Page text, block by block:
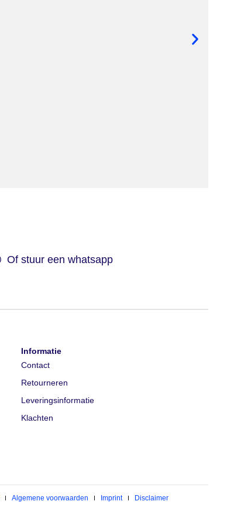
Of stuur een whatsapp
Informatie
Contact
Retourneren
Leveringsinformatie
Klachten
Algemene voorwaarden Imprint Disclaimer